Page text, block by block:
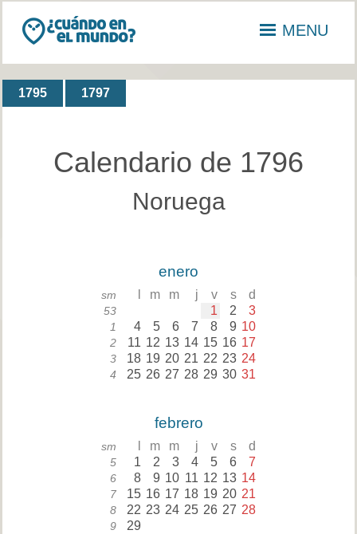
MENU
1795 1797
Calendario de 1796
Noruega
enero
sm m m j v s d
53 1 2 3
1 4 5 6 7 8 9 10
2 11 12 13 14 15 16 17
3 18 19 20 21 22 23 24
4 25 26 27 28 29 30 31
febrero
sm m m j v s d
5 1 2 3 4 5 6 7
6 8 9 10 11 12 13 14
7 15 16 17 18 19 20 21
8 22 23 24 25 26 27 28
9 29